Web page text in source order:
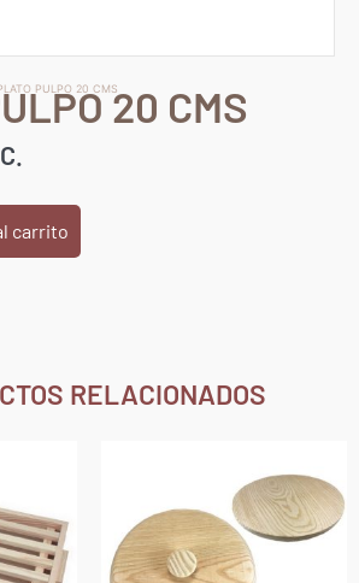
PULPO 20 CMS20 CMS
carrito
RELACIONADOS